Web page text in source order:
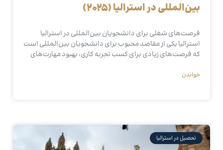
بین‌المللی در استرالیا (2025)
فرصت‌های شغلی برای دانشجویان بین‌المللی در استرالیا
استرالیا یکی از مقاصد محبوب برای دانشجویان بین‌المللی است
که فرصت‌های زیادی برای کسب تجربه کاری، بهبود مهارت‌های
خواندن
تحصیل در استرالیا